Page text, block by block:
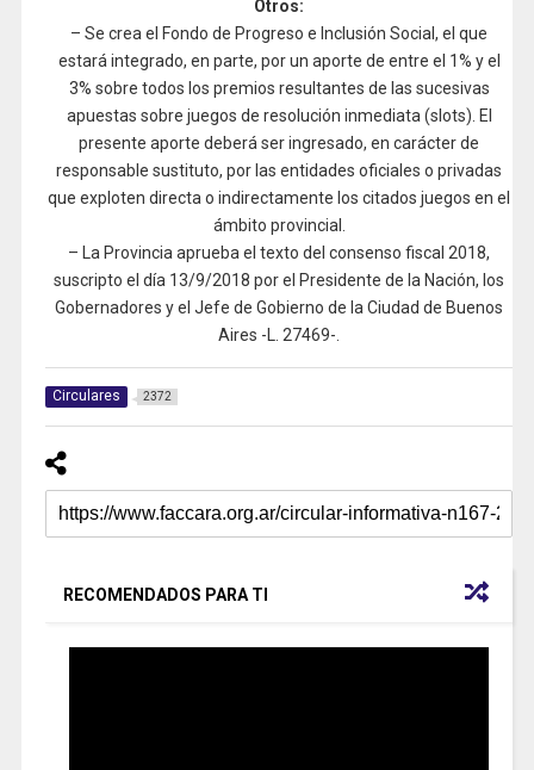
Otros:
– Se crea el Fondo de Progreso e Inclusión Social, el que
estará integrado, en parte, por un aporte de entre el 1% y el
3% sobre todos los premios resultantes de las sucesivas
apuestas sobre juegos de resolución inmediata (slots). El
presente aporte deberá ser ingresado, en carácter de
responsable sustituto, por las entidades oficiales o privadas
que exploten directa o indirectamente los citados juegos en el
ámbito provincial.
– La Provincia aprueba el texto del consenso fiscal 2018,
suscripto el día 13/9/2018 por el Presidente de la Nación, los
Gobernadores y el Jefe de Gobierno de la Ciudad de Buenos
Aires -L. 27469-.
Circulares 2372
RECOMENDADOS PARA TI